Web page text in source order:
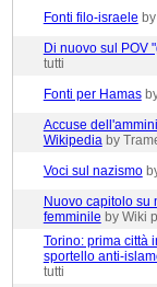
Fonti filo-israele
Di nuovo sul POV
tutti
Fonti per Hamas
Accuse
Wikipedia by
Voci sul nazismo
Nuovo capitolo su
femminile by Wiki
Torino: prima città
sportello anti-
tutti